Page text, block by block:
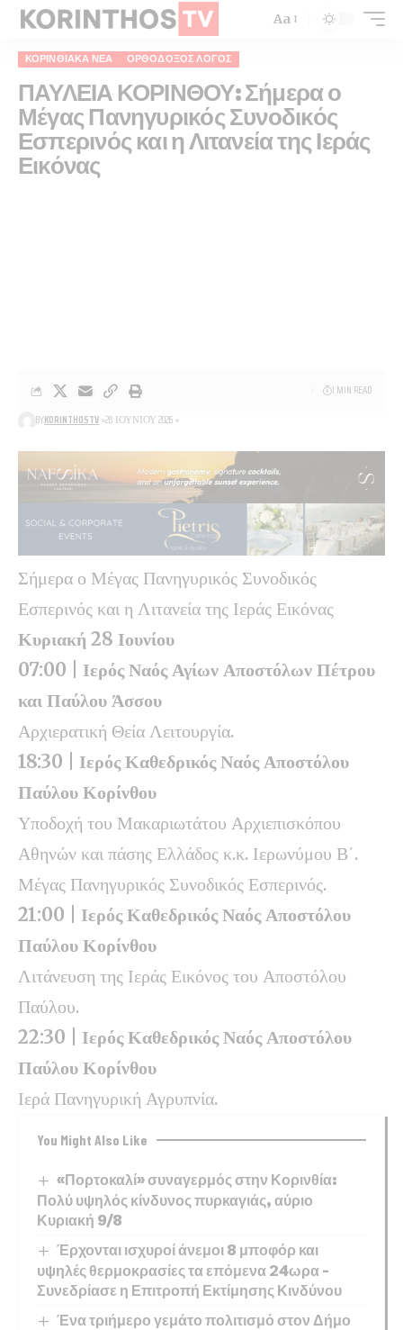
Aa
ΚΟΡΙΝΘΙΑΚΆ ΝΈΑ ΟΡΘΌΔΟΞΟΣ ΛΌΓΟΣ
ΠΑΥΛΕΙΑ ΚΟΡΙΝΘΟΥ: Σήμερα ο
Μέγας Πανηγυρικός Συνοδικός
Εσπερινός και η Λιτανεία της Ιεράς
Εικόνας
BYKORINTHOSTV 28 ΙΟΥΝΊΟΥ 2026
1 MIN READ
Σήμερα ο Μέγας Πανηγυρικός Συνοδικός
Εσπερινός και η Λιτανεία της Ιεράς Εικόνας
Κυριακή 28 Ιουνίου
07:00 | Ιερός Ναός Αγίων Αποστόλων Πέτρου
και Παύλου Άσσου
Αρχιερατική Θεία Λειτουργία.
18:30 | Ιερός Καθεδρικός Ναός Αποστόλου
Παύλου Κορίνθου
Υποδοχή του Μακαριωτάτου Αρχιεπισκόπου
Αθηνών και πάσης Ελλάδος κ.κ. Ιερωνύμου Β΄.
Μέγας Πανηγυρικός Συνοδικός Εσπερινός.
21:00 | Ιερός Καθεδρικός Ναός Αποστόλου
Παύλου Κορίνθου
Λιτάνευση της Ιεράς Εικόνος του Αποστόλου
Παύλου.
22:30 | Ιερός Καθεδρικός Ναός Αποστόλου
Παύλου Κορίνθου
Ιερά Πανηγυρική Αγρυπνία.
You Might Also Like
«Πορτοκαλί» συναγερμός στην Κορινθία:
Πολύ υψηλός κίνδυνος πυρκαγιάς, αύριο
Κυριακή 9/8
Έρχονται ισχυροί άνεμοι 8 μποφόρ και
υψηλές θερμοκρασίες τα επόμενα 24ωρα –
Συνεδρίασε η Επιτροπή Εκτίμησης Κινδύνου
Ένα τριήμερο γεμάτο πολιτισμό στον Δήμο